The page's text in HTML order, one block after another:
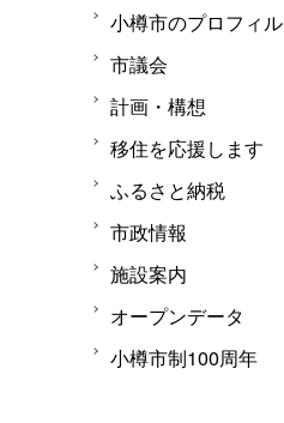
小樽市のプロフィル
市議会
計画・構想
移住を応援します
ふるさと納税
市政情報
施設案内
オープンデータ
小樽市制100周年